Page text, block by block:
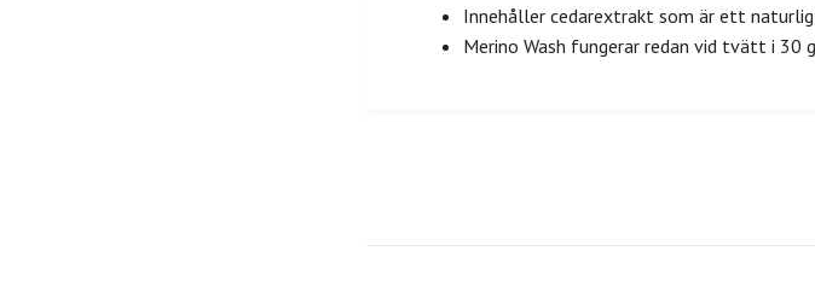
Innehåller cedarextrakt som är ett
Merino Wash fungerar redan vid tvätt i 30